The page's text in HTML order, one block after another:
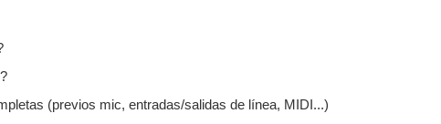
(previos mic, entradas/salidas de línea, MIDI...)